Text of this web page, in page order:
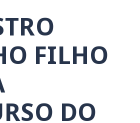
FILHO
DO